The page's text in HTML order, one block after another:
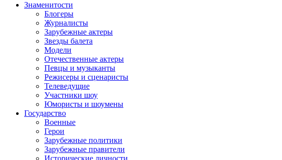
Знаменитости
Блогеры
Журналисты
Зарубежные актеры
Звезды балета
Модели
Отечественные актеры
Певцы и музыканты
Режисеры и сценаристы
Телеведущие
Участники шоу
Юмористы и шоумены
Государство
Военные
Герои
Зарубежные политики
Зарубежные правители
Исторические личности